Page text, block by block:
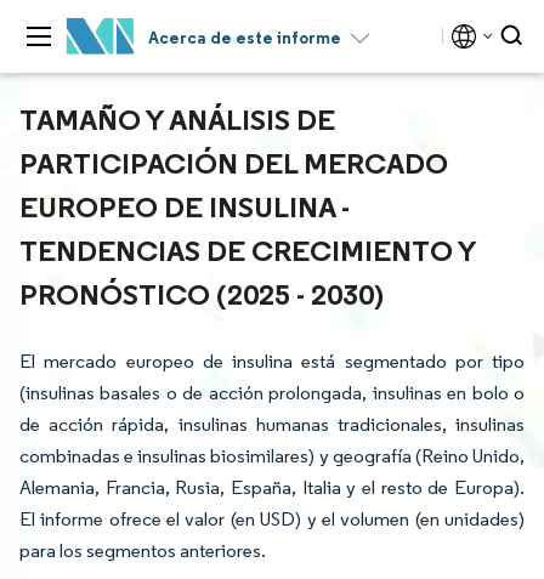
Acerca de este informe
TAMAÑO Y ANÁLISIS DE
PARTICIPACIÓN DEL MERCADO
EUROPEO DE INSULINA -
TENDENCIAS DE CRECIMIENTO Y
PRONÓSTICO (2025 - 2030)
El mercado europeo de insulina está segmentado por tipo
(insulinas basales o de acción prolongada, insulinas en bolo o
de acción rápida, insulinas humanas tradicionales, insulinas
combinadas e insulinas biosimilares) y geografía (Reino Unido,
Alemania, Francia, Rusia, España, Italia y el resto de Europa).
El informe ofrece el valor (en USD) y el volumen (en unidades)
para los segmentos anteriores.